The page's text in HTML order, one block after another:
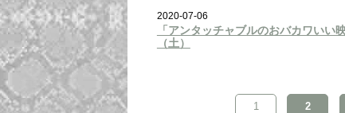
2020-07-06
「アンタッチャブルのおバカワいい
（土）
1 2